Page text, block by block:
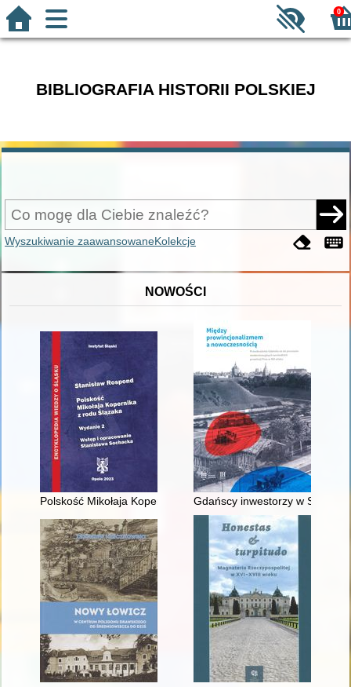
0
BIBLIOGRAFIA HISTORII POLSKIEJ
Wyszukiwanie zaawansowaneKolekcje
NOWOŚCI
Polskość Mikołaja Kopernika z rodu Ślązaka
Gdańscy inwestorzy w